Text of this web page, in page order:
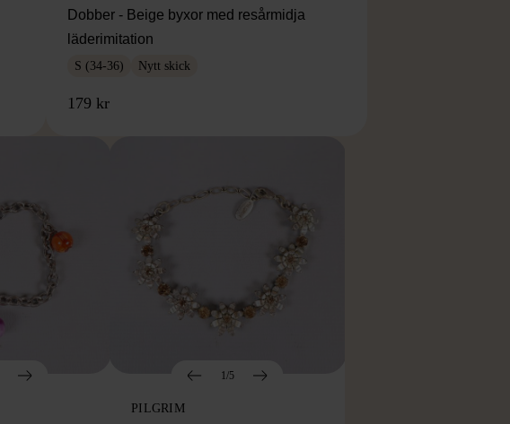
Dobber - Beige byxor med resårmidja
läderimitation
S (34-36) Nytt skick
179 kr
1/5
PILGRIM